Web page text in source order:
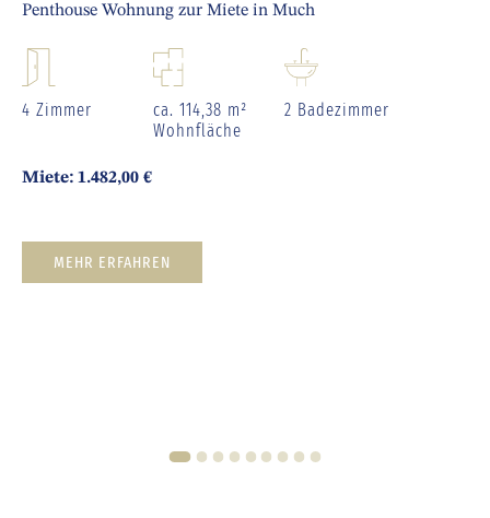
Penthouse Wohnung zur Miete in Much
4 Zimmer
ca. 114,38 m²
Wohnfläche
2 Badezimmer
Miete: 1.482,00 €
MEHR ERFAHREN
1 2 3 4 5 6 7 8 9